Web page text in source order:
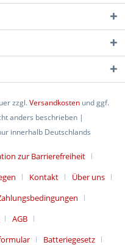
zzgl.Versandkosten und ggf.
anders beschrieben |
innerhalb Deutschlands
zur Barrierefreiheit
Kontakt
Über uns
AGB
Batteriegesetz